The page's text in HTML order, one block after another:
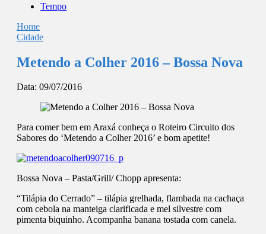
Tempo
Home
Cidade
Metendo a Colher 2016 – Bossa Nova
Data: 09/07/2016
Para comer bem em Araxá conheça o Roteiro Circuito dos
Sabores do ‘Metendo a Colher 2016’ e bom apetite!
Bossa Nova – Pasta/Grill/ Chopp apresenta:
“Tilápia do Cerrado” – tilápia grelhada, flambada na cachaça
com cebola na manteiga clarificada e mel silvestre com
pimenta biquinho. Acompanha banana tostada com canela.